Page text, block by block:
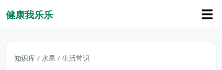
健康我乐乐 ☰
知识库 / 水果 / 生活常识